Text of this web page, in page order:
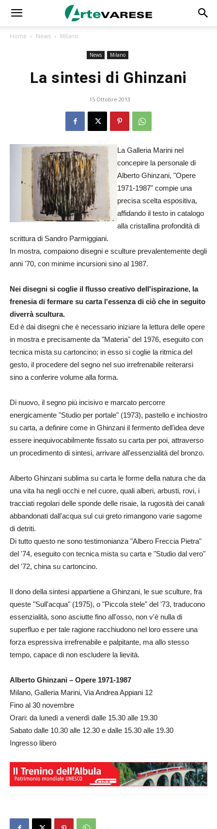
Home News Milano
News Milano
La sintesi di Ghinzani
15 Ottobre 2013
La Galleria Marini nel
concepire la personale di
Alberto Ghinzani, "Opere
1971-1987" compie una
precisa scelta espositiva,
affidando il testo in catalogo
alla cristallina profondità di
scrittura di Sandro Parmiggiani.
In mostra, compaiono disegni e sculture prevalentemente degli
anni '70, con minime incursioni sino al 1987.
Nei disegni si coglie il flusso creativo dell'ispirazione, la
frenesia di fermare su carta l'essenza di ciò che in seguito
diverrà scultura.
Ed è dai disegni che è necessario iniziare la lettura delle opere
in mostra e precisamente da "Materia" del 1976, eseguito con
tecnica mista su cartoncino; in esso si coglie la ritmica del
gesto, il procedere del segno nel suo irrefrenabile reiterarsi
sino a conferire volume alla forma.
Di nuovo, il segno più incisivo e marcato percorre
energicamente "Studio per portale" (1973), pastello e inchiostro
su carta, a definire come in Ghinzani il fermento dell'idea deve
essere inequivocabilmente fissato su carta per poi, attraverso
un procedimento di sintesi, arrivare all'essenzialità del bronzo.
Alberto Ghinzani sublima su carta le forme della natura che da
una vita ha negli occhi e nel cuore, quali alberi, arbusti, rovi, i
tracciati regolari delle sponde delle risaie, la rugosità dei canali
abbandonati dall'acqua sul cui greto rimangono varie sagome
di detriti.
Di tutto questo ne sono testimonianza "Albero Freccia Pietra"
del '74, eseguito con tecnica mista su carta e "Studio dal vero"
del '72, china su cartoncino.
Il dono della sintesi appartiene a Ghinzani, le sue sculture, fra
queste "Sull'acqua" (1975), o "Piccola stele" del '73, traducono
essenzialità, sono asciutte fino all'osso, non v'è nulla di
superfluo e per tale ragione racchiudono nel loro essere una
forza espressiva irrefrenabile e palpitante, ma allo stesso
tempo, capace di non escludere la lievità.
Alberto Ghinzani – Opere 1971-1987
Milano, Galleria Marini, Via Andrea Appiani 12
Fino al 30 novembre
Orari: da lunedì a venerdì dalle 15.30 alle 19.30
Sabato dalle 10.30 alle 12.30 e dalle 15.30 alle 19.30
Ingresso libero